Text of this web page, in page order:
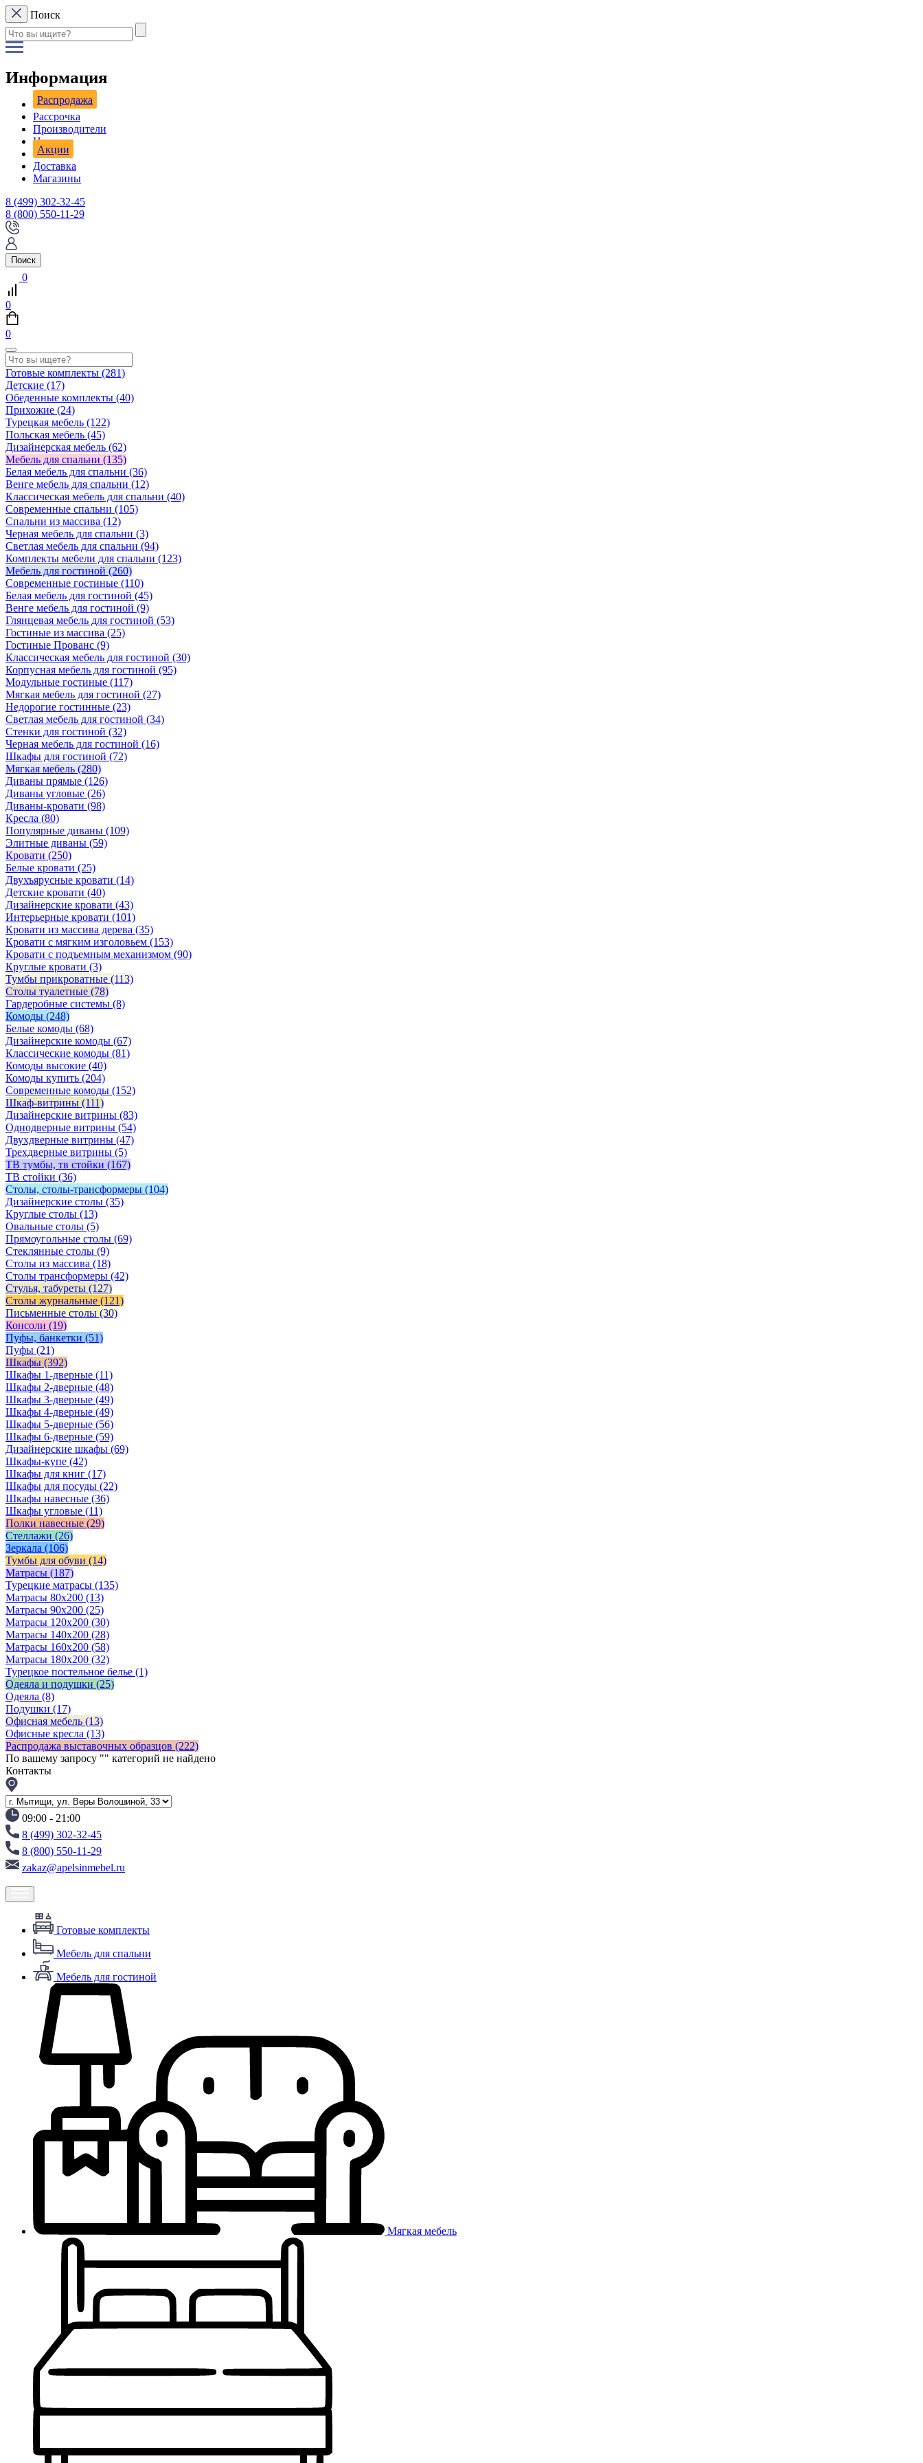
Поиск
Информация
Распродажа
Рассрочка
Производители
Новости
Акции
Доставка
Магазины
8 (499) 302-32-45
8 (800) 550-11-29
Поиск
0
0
0
Готовые комплекты (281)
Детские (17)
Обеденные комплекты (40)
Прихожие (24)
Турецкая мебель (122)
Польская мебель (45)
Дизайнерская мебель (62)
Мебель для спальни (135)
Белая мебель для спальни (36)
Венге мебель для спальни (12)
Классическая мебель для спальни (40)
Современные спальни (105)
Спальни из массива (12)
Черная мебель для спальни (3)
Светлая мебель для спальни (94)
Комплекты мебели для спальни (123)
Мебель для гостиной (260)
Современные гостиные (110)
Белая мебель для гостиной (45)
Венге мебель для гостиной (9)
Глянцевая мебель для гостиной (53)
Гостиные из массива (25)
Гостиные Прованс (9)
Классическая мебель для гостиной (30)
Корпусная мебель для гостиной (95)
Модульные гостиные (117)
Мягкая мебель для гостиной (27)
Недорогие гостинные (23)
Светлая мебель для гостиной (34)
Стенки для гостиной (32)
Черная мебель для гостиной (16)
Шкафы для гостиной (72)
Мягкая мебель (280)
Диваны прямые (126)
Диваны угловые (26)
Диваны-кровати (98)
Кресла (80)
Популярные диваны (109)
Элитные диваны (59)
Кровати (250)
Белые кровати (25)
Двухъярусные кровати (14)
Детские кровати (40)
Дизайнерские кровати (43)
Интерьерные кровати (101)
Кровати из массива дерева (35)
Кровати с мягким изголовьем (153)
Кровати с подъемным механизмом (90)
Круглые кровати (3)
Тумбы прикроватные (113)
Столы туалетные (78)
Гардеробные системы (8)
Комоды (248)
Белые комоды (68)
Дизайнерские комоды (67)
Классические комоды (81)
Комоды высокие (40)
Комоды купить (204)
Современные комоды (152)
Шкаф-витрины (111)
Дизайнерские витрины (83)
Однодверные витрины (54)
Двухдверные витрины (47)
Трехдверные витрины (5)
ТВ тумбы, тв стойки (167)
ТВ стойки (36)
Столы, столы-трансформеры (104)
Дизайнерские столы (35)
Круглые столы (13)
Овальные столы (5)
Прямоугольные столы (69)
Стеклянные столы (9)
Столы из массива (18)
Столы трансформеры (42)
Стулья, табуреты (127)
Столы журнальные (121)
Письменные столы (30)
Консоли (19)
Пуфы, банкетки (51)
Пуфы (21)
Шкафы (392)
Шкафы 1-дверные (11)
Шкафы 2-дверные (48)
Шкафы 3-дверные (49)
Шкафы 4-дверные (49)
Шкафы 5-дверные (56)
Шкафы 6-дверные (59)
Дизайнерские шкафы (69)
Шкафы-купе (42)
Шкафы для книг (17)
Шкафы для посуды (22)
Шкафы навесные (36)
Шкафы угловые (11)
Полки навесные (29)
Стеллажи (26)
Зеркала (106)
Тумбы для обуви (14)
Матрасы (187)
Турецкие матрасы (135)
Матрасы 80x200 (13)
Матрасы 90х200 (25)
Матрасы 120х200 (30)
Матрасы 140х200 (28)
Матрасы 160х200 (58)
Матрасы 180х200 (32)
Турецкое постельное белье (1)
Одеяла и подушки (25)
Одеяла (8)
Подушки (17)
Офисная мебель (13)
Офисные кресла (13)
Распродажа выставочных образцов (222)
По вашему запросу "" категорий не найдено
Контакты
09:00 - 21:00
8 (499) 302-32-45
8 (800) 550-11-29
zakaz@apelsinmebel.ru
Готовые комплекты
Мебель для спальни
Мебель для гостиной
Мягкая мебель